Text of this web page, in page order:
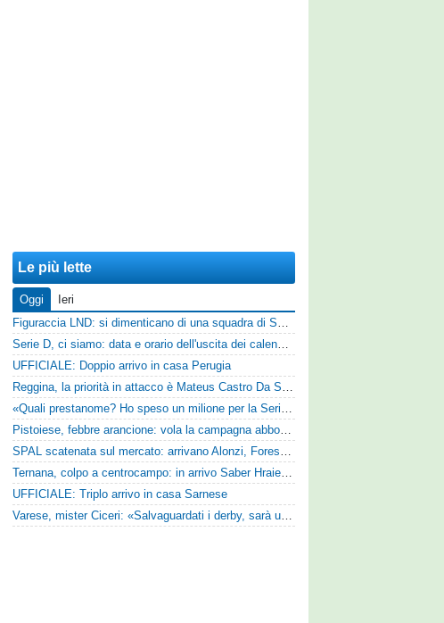
Le più lette
Oggi
Ieri
Figuraccia LND: si dimenticano di una squadra di Serie D, è da rifare il programma Coppa Italia
Serie D, ci siamo: data e orario dell'uscita dei calendari ufficiali
UFFICIALE: Doppio arrivo in casa Perugia
Reggina, la priorità in attacco è Mateus Castro Da Silva: ore decisive per la fumata bianca
«Quali prestanome? Ho speso un milione per la Serie D»: Bandecchi rompe il silenzio sul futuro della Ternana
Pistoiese, febbre arancione: vola la campagna abbonamenti, superata quota 750 tessere
SPAL scatenata sul mercato: arrivano Alonzi, Foresta, Munaretto e Tobia
Ternana, colpo a centrocampo: in arrivo Saber Hraiech, per Scappini si attende l'accordo
UFFICIALE: Triplo arrivo in casa Sarnese
Varese, mister Ciceri: «Salvaguardati i derby, sarà un campionato avvincente»